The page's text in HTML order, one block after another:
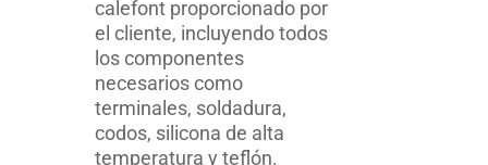
calefont proporcionado por
el cliente, incluyendo todos
los componentes
necesarios como
terminales, soldadura,
codos, silicona de alta
temperatura y teflón.